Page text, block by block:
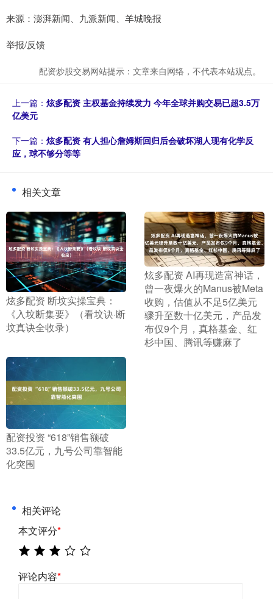
来源：澎湃新闻、九派新闻、羊城晚报
举报/反馈
配资炒股交易网站提示：文章来自网络，不代表本站观点。
上一篇： 炫多配资 主权基金持续发力 今年全球并购交易已超3.5万
亿美元
下一篇： 炫多配资 有人担心詹姆斯回归后会破坏湖人现有化学反
应，球不够分等等
相关文章
​炫多配资 断坟实操宝典：
《入坟断集要》（看坟诀·断
坟真诀全收录）
​炫多配资 AI再现造富神话，
曾一夜爆火的Manus被Meta
收购，估值从不足5亿美元
骤升至数十亿美元，产品发
布仅9个月，真格基金、红
杉中国、腾讯等赚麻了
​配资投资 “618”销售额破
33.5亿元，九号公司靠智能
化突围
相关评论
本文评分*
评论内容*